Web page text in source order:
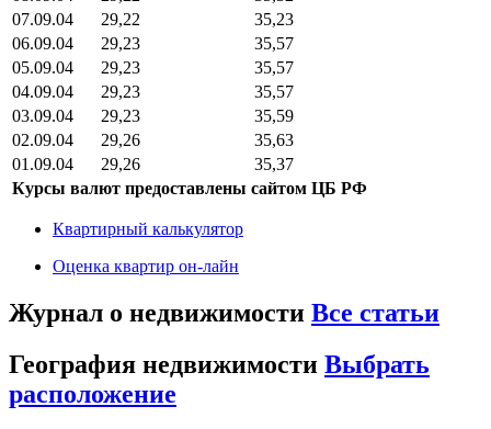
07.09.04
29,22
35,23
06.09.04
29,23
35,57
05.09.04
29,23
35,57
04.09.04
29,23
35,57
03.09.04
29,23
35,59
02.09.04
29,26
35,63
01.09.04
29,26
35,37
Курсы валют предоставлены сайтом ЦБ РФ
Квартирный калькулятор
Оценка квартир он-лайн
Журнал о недвижимости Все статьи
География недвижимости Выбрать
расположение